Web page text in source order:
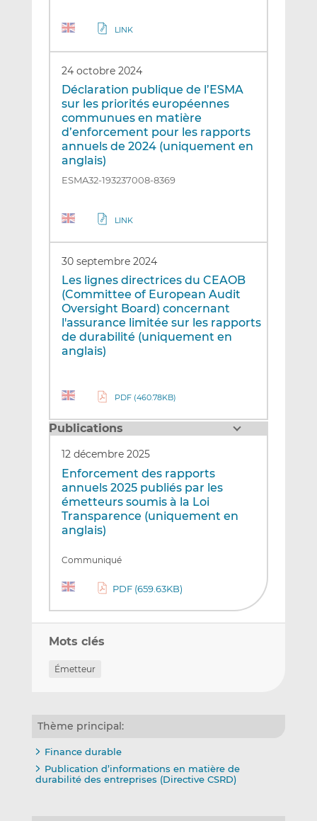
LINK
24 octobre 2024
Déclaration publique de l’ESMA
sur les priorités européennes
communues en matière
d’enforcement pour les rapports
annuels de 2024 (uniquement en
anglais)
ESMA32-193237008-8369
LINK
30 septembre 2024
Les lignes directrices du CEAOB
(Committee of European Audit
Oversight Board) concernant
l'assurance limitée sur les rapports
de durabilité (uniquement en
anglais)
PDF (460.78KB)
Publications
12 décembre 2025
Enforcement des rapports
annuels 2025 publiés par les
émetteurs soumis à la Loi
Transparence (uniquement en
anglais)
Communiqué
PDF (659.63KB)
Mots clés
Émetteur
Thème principal:
Finance durable
Publication d’informations en matière de
durabilité des entreprises (Directive CSRD)